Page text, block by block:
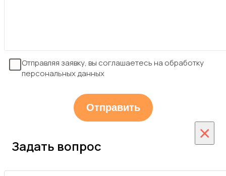
Отправляя заявку, вы соглашаетесь на обработку
персональных данных
×
Задать вопрос